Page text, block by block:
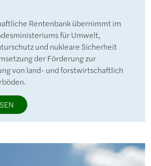
Rentenbank übernimmt im
für Umwelt,
und nukleare Sicherheit
der Förderung zur
von land- und forstwirtschaftlich